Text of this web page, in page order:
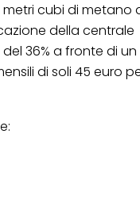
cubi di metano
della centrale
36% a fronte di un
di soli 45 euro